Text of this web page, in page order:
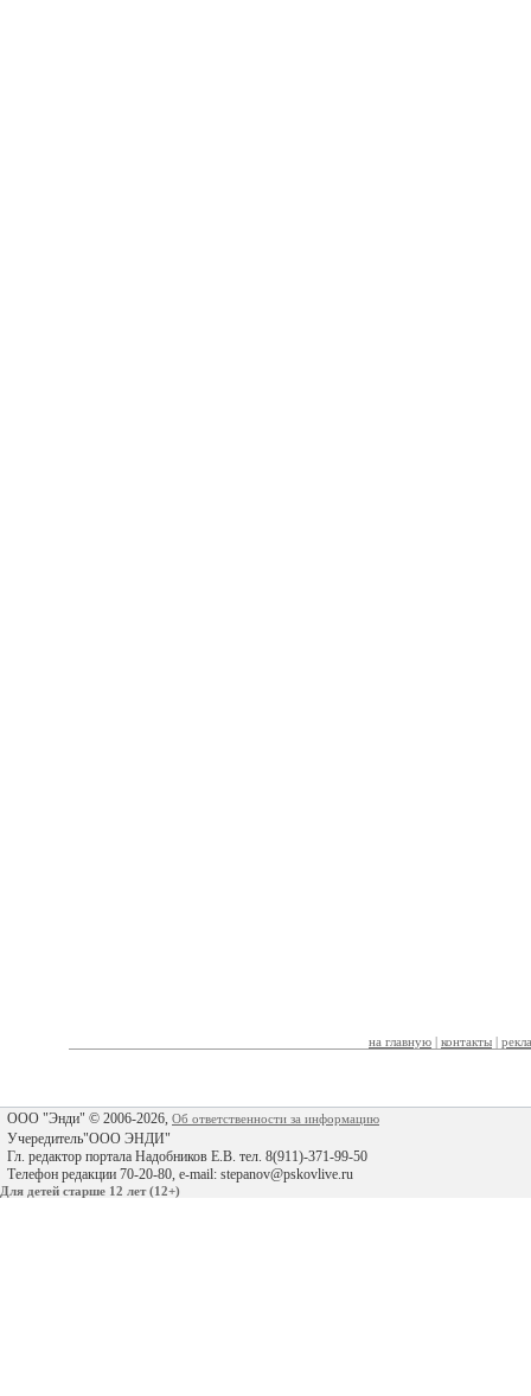
на главную | контакты |
ООО "Энди" © 2006-2026, Об ответственности за информацию
Учередитель"ООО ЭНДИ"
Гл. редактор портала Надобников Е.В. тел. 8(911)-371-99-50
Телефон редакции 70-20-80, e-mail: stepanov@pskovlive.ru
Для детей старше 12 лет (12+)